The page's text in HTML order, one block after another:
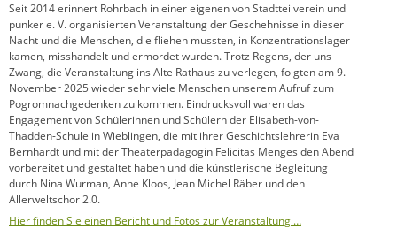
Seit 2014 erinnert Rohrbach in einer eigenen von Stadtteilverein und
punker e. V. organisierten Veranstaltung der Geschehnisse in dieser
Nacht und die Menschen, die fliehen mussten, in Konzentrationslager
kamen, misshandelt und ermordet wurden. Trotz Regens, der uns
Zwang, die Veranstaltung ins Alte Rathaus zu verlegen, folgten am 9.
November 2025 wieder sehr viele Menschen unserem Aufruf zum
Pogromnachgedenken zu kommen. Eindrucksvoll waren das
Engagement von Schülerinnen und Schülern der Elisabeth-von-
Thadden-Schule in Wieblingen, die mit ihrer Geschichtslehrerin Eva
Bernhardt und mit der Theaterpädagogin Felicitas Menges den Abend
vorbereitet und gestaltet haben und die künstlerische Begleitung
durch Nina Wurman, Anne Kloos, Jean Michel Räber und den
Allerweltschor 2.0.
Hier finden Sie einen Bericht und Fotos zur Veranstaltung …